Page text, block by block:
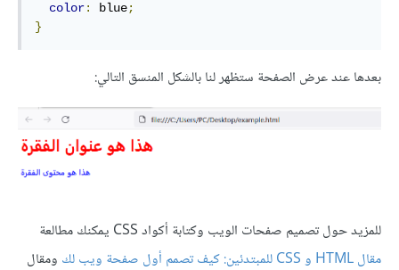
color: blue;
}
بعدها عند عرض الصفحة ستظهر لنا بالشكل المنسق التالي:
للمزيد حول تصميم صفحات الويب وكتابة أكواد CSS يمكنك مطالعة
مقال HTML و CSS للمبتدئين: كيف تصمم أول صفحة ويب لك
ومقال